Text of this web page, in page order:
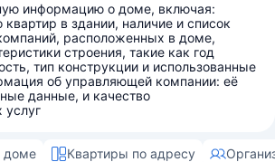
информацию о доме, включая:
в здании, наличие и список
расположенных в доме,
строения, такие как год
тип конструкции и использованные
об управляющей компании: её
данные, и качество
услуг
доме Квартиры по адресу